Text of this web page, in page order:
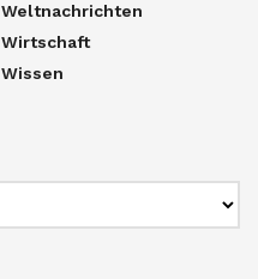
Weltnachrichten
Wirtschaft
Wissen